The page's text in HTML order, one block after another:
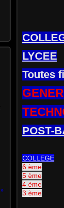
LYCEE
Toutes
POST-
COLLEGE
6 ème
5 ème
4 ème
3 ème